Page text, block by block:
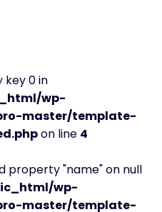
key 0 in
wp-
master/template-
on line 4
property "name" on null
wp-
master/template-